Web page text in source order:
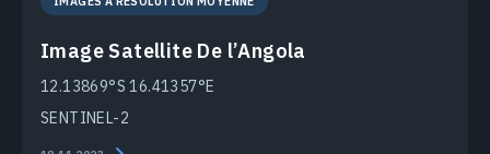
Image Satellite De l’Angola
12.13869°S 16.41357°E
SENTINEL-2